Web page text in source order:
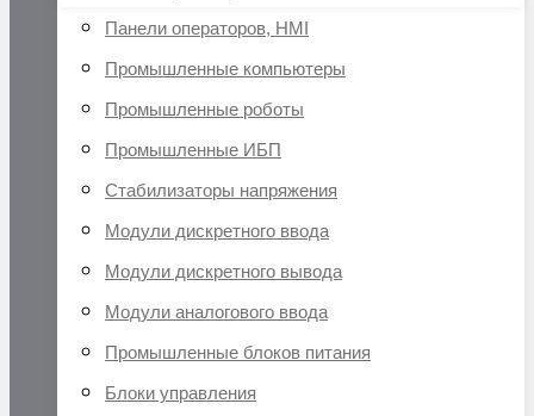
Панели операторов, HMI
Промышленные компьютеры
Промышленные роботы
Промышленные ИБП
Стабилизаторы напряжения
Модули дискретного ввода
Модули дискретного вывода
Модули аналогового ввода
Промышленные блоков питания
Блоки управления